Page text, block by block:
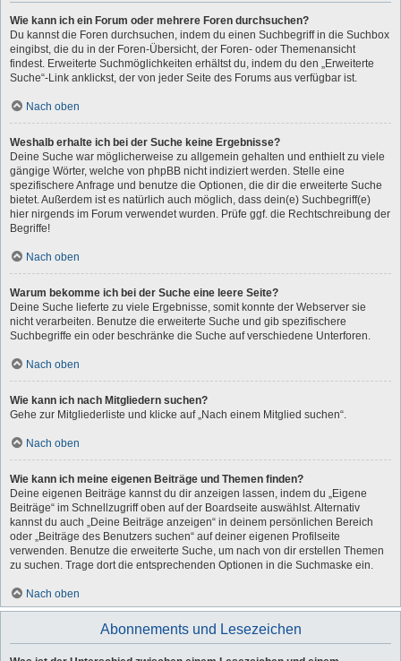
Wie kann ich ein Forum oder mehrere Foren durchsuchen?
Du kannst die Foren durchsuchen, indem du einen Suchbegriff in die Suchbox
eingibst, die du in der Foren-Übersicht, der Foren- oder Themenansicht
findest. Erweiterte Suchmöglichkeiten erhältst du, indem du den „Erweiterte
Suche“-Link anklickst, der von jeder Seite des Forums aus verfügbar ist.
Nach oben
Weshalb erhalte ich bei der Suche keine Ergebnisse?
Deine Suche war möglicherweise zu allgemein gehalten und enthielt zu viele
gängige Wörter, welche von phpBB nicht indiziert werden. Stelle eine
spezifischere Anfrage und benutze die Optionen, die dir die erweiterte Suche
bietet. Außerdem ist es natürlich auch möglich, dass dein(e) Suchbegriff(e)
hier nirgends im Forum verwendet wurden. Prüfe ggf. die Rechtschreibung der
Begriffe!
Nach oben
Warum bekomme ich bei der Suche eine leere Seite?
Deine Suche lieferte zu viele Ergebnisse, somit konnte der Webserver sie
nicht verarbeiten. Benutze die erweiterte Suche und gib spezifischere
Suchbegriffe ein oder beschränke die Suche auf verschiedene Unterforen.
Nach oben
Wie kann ich nach Mitgliedern suchen?
Gehe zur Mitgliederliste und klicke auf „Nach einem Mitglied suchen“.
Nach oben
Wie kann ich meine eigenen Beiträge und Themen finden?
Deine eigenen Beiträge kannst du dir anzeigen lassen, indem du „Eigene
Beiträge“ im Schnellzugriff oben auf der Boardseite auswählst. Alternativ
kannst du auch „Deine Beiträge anzeigen“ in deinem persönlichen Bereich
oder „Beiträge des Benutzers suchen“ auf deiner eigenen Profilseite
verwenden. Benutze die erweiterte Suche, um nach von dir erstellen Themen
zu suchen. Trage dort die entsprechenden Optionen in die Suchmaske ein.
Nach oben
Abonnements und Lesezeichen